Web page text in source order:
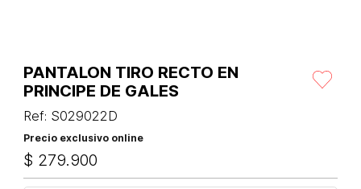
PANTALON TIRO RECTO EN
PRINCIPE DE GALES
Ref: S029022D
Precio exclusivo online
$ 279.900